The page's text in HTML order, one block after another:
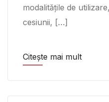
modalităţile de
cesiunii, […]
Citește mai mult